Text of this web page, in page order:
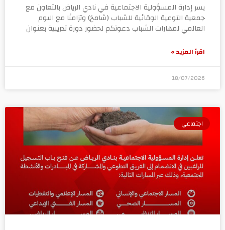
يسر إدارة المسؤولية الاجتماعية في نادي الرياض بالتعاون مع
جمعية التوعية الوقائية للشباب (شامخ) وتزامنًا مع اليوم
العالمي لمهارات الشباب دعوتكم لحضور دورة تدريبية بعنوان
اقرأ المزيد »
18/07/2026
اجتماعي